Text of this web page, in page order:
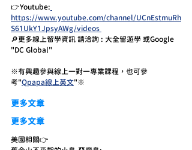
👉Youtube:
https://www.youtube.com/channel/UCnEstmuRh
S61UkY1JpsyAWg/videos
🔎更多線上留學資訊 請洽詢 : 大全留遊學 或Google
"DC Global"
※有興趣參與線上一對一專業課程，也可參
考"Qpapa線上英文"※
更多文章
更多文章
美國相關👉